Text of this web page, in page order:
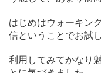
はじめはウォーキン
信ということでお試
利用してみてかなり